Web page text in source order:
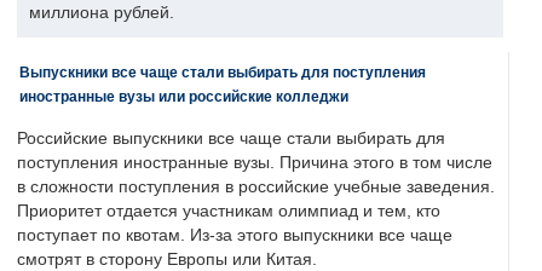
миллиона рублей.
Выпускники все чаще стали выбирать для поступления
иностранные вузы или российские колледжи
Российские выпускники все чаще стали выбирать для
поступления иностранные вузы. Причина этого в том числе
в сложности поступления в российские учебные заведения.
Приоритет отдается участникам олимпиад и тем, кто
поступает по квотам. Из-за этого выпускники все чаще
смотрят в сторону Европы или Китая.